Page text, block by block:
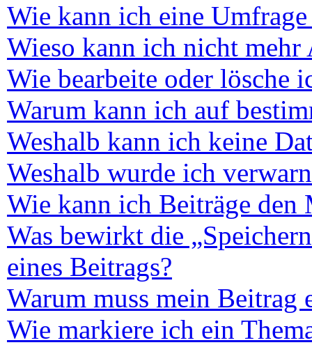
Wie kann ich eine Umfrage
Wieso kann ich nicht
Wie bearbeite oder lösche
Warum kann ich auf
Weshalb kann ich keine
Weshalb wurde ich
Wie kann ich Beiträge den
Was bewirkt die
eines Beitrags?
Warum muss mein Beitrag
Wie markiere ich ein